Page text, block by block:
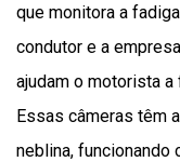
que monitora a
condutor e a
ajudam o motorista
Essas câmeras têm
neblina,